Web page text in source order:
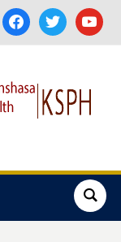
facebooktwitter youtube